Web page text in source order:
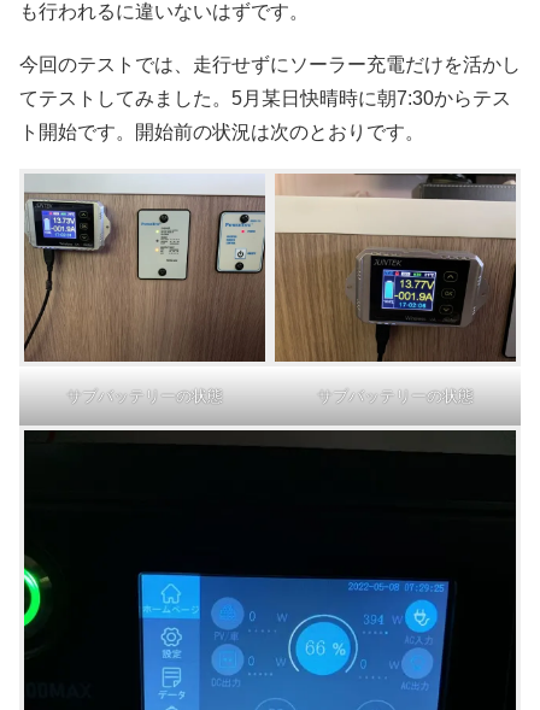
も行われるに違いないはずです。
今回のテストでは、走行せずにソーラー充電だけを活かし
てテストしてみました。5月某日快晴時に朝7:30からテス
ト開始です。開始前の状況は次のとおりです。
サブバッテリーの状態 サブバッテリーの状態